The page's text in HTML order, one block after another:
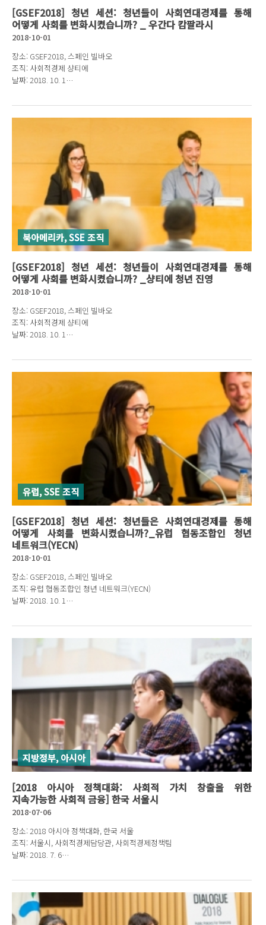
[GSEF2018] 청년 세션: 청년들이 사회연대경제를 통해
어떻게 사회를 변화시켰습니까? _ 우간다 캄팔라시
2018-10-01
장소: GSEF2018, 스페인 빌바오
조직: 사회적경제 샹티에
날짜: 2018. 10. 1
북아메리카, SSE 조직
[GSEF2018] 청년 세션: 청년들이 사회연대경제를 통해
어떻게 사회를 변화시켰습니까? _샹티에 청년 진영
2018-10-01
장소: GSEF2018, 스페인 빌바오
조직: 사회적경제 샹티에
날짜: 2018. 10. 1
유럽, SSE 조직
[GSEF2018] 청년 세션: 청년들은 사회연대경제를 통해
어떻게 사회를 변화시켰습니까?_유럽 협동조합인 청년
네트워크(YECN)
2018-10-01
장소: GSEF2018, 스페인 빌바오
조직: 유럽 협동조합인 청년 네트워크(YECN)
날짜: 2018. 10. 1
제목: 사회연대경제에 대한 청년의 참여
지방정부, 아시아
[2018 아시아 정책대화: 사회적 가치 창출을 위한
지속가능한 사회적 금융] 한국 서울시
2018-07-06
장소: 2018 아시아 정책대화, 한국 서울
조직: 서울시, 사회적경제담당관, 사회적경제정책팀
날짜: 2018. 7. 6